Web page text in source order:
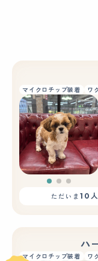
マイクロチップ装着 ワ
ただいま10
ハ
マイクロチップ装着
ワ